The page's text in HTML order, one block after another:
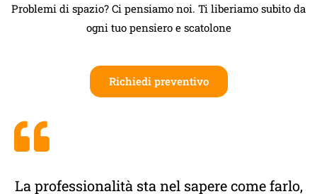
Problemi di spazio? Ci pensiamo noi. Ti liberiamo subito da
ogni tuo pensiero e scatolone
Richiedi preventivo
La professionalità sta nel sapere come farlo,